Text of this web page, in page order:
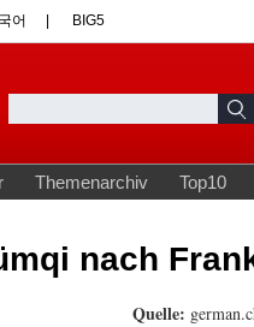
nach
Quelle: